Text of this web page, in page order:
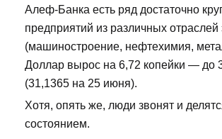
Алеф-Банка есть ряд достаточно
предприятий из различных отраслей
(машиностроение, нефтехимия,
Доллар вырос на 6,72 копейки — до
(31,1365 на 25 июня).
Хотя, опять же, люди звонят и
состоянием.